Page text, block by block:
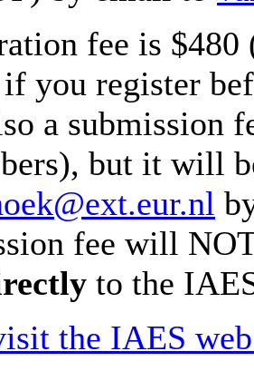
fee is
you register
a submission
but it will
fee will
to the
the IAES